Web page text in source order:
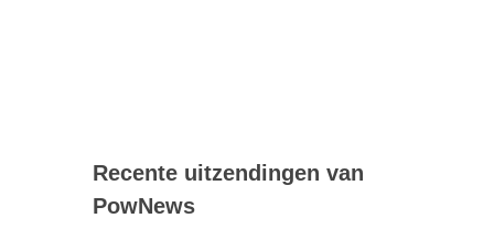
Recente uitzendingen van
PowNews